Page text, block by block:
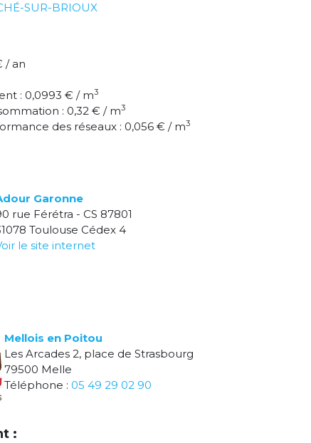
SUR-BRIOUX
/ an
: 0,0993 € / m3
: 0,32 € / m3
des réseaux : 0,056 € / m3
Garonne
rue Férétra - CS 87801
Toulouse Cédex 4
le site internet
Mellois en Poitou
Les Arcades 2, place de Strasbourg
79500 Melle
Téléphone : 05 49 29 02 90
: